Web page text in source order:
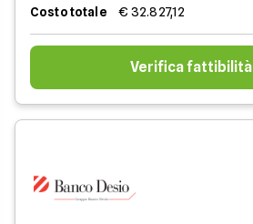
Costo totale
€ 32.827,12
Verifica fattibilità